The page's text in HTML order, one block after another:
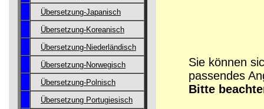
Übersetzung-Japanisch
Übersetzung-Koreanisch
Übersetzung-Niederländisch
Übersetzung-Norwegisch
Übersetzung-Polnisch
Übersetzung Portugiesisch
Sie können
passendes
Bitte